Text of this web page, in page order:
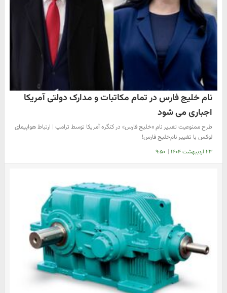
نام خلیج فارس در تمام مکاتبات و مدارک دولتی آمریکا
اجباری می شود
طرح ممنوعیت تغییر نام «خلیج فارس» در کنگره آمریکا توسط ترامپ | ارتباط هواپیمای
لوکس با تغییر نام‌خلیج فارس!
۲۳ اردیبهشت ۱۴۰۴ | ۹:۵۰